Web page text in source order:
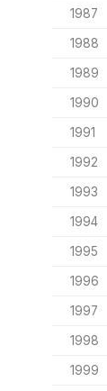
1987
1988
1989
1990
1991
1992
1993
1994
1995
1996
1997
1998
1999